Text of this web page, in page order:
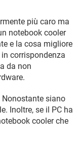
più caro ma
notebook cooler
e la cosa migliore
corrispondenza
da non
Nonostante siano
Inoltre, se il PC ha
cooler che